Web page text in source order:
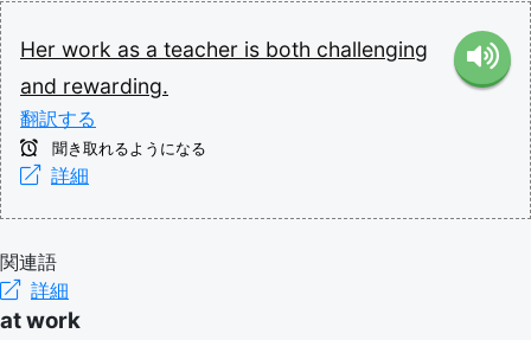
Her work as a teacher is both challenging
and rewarding.
翻訳する
聞き取れるようになる
詳細
関連語
詳細
at work